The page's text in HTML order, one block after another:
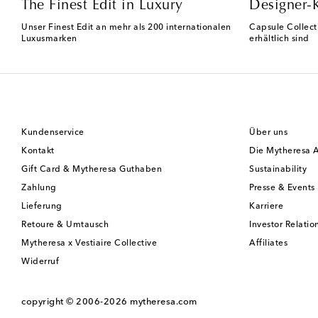
The Finest Edit in Luxury
Unser Finest Edit an mehr als 200 internationalen
Luxusmarken
Designer-
Capsule
erhältlich sind
Kundenservice
Kontakt
Gift Card & Mytheresa Guthaben
Zahlung
Lieferung
Retoure & Umtausch
Mytheresa x Vestiaire Collective
Widerruf
Über uns
Die Mytheresa
Sustainability
Presse & Events
Karriere
Investor
Affiliates
copyright © 2006-2026 mytheresa.com